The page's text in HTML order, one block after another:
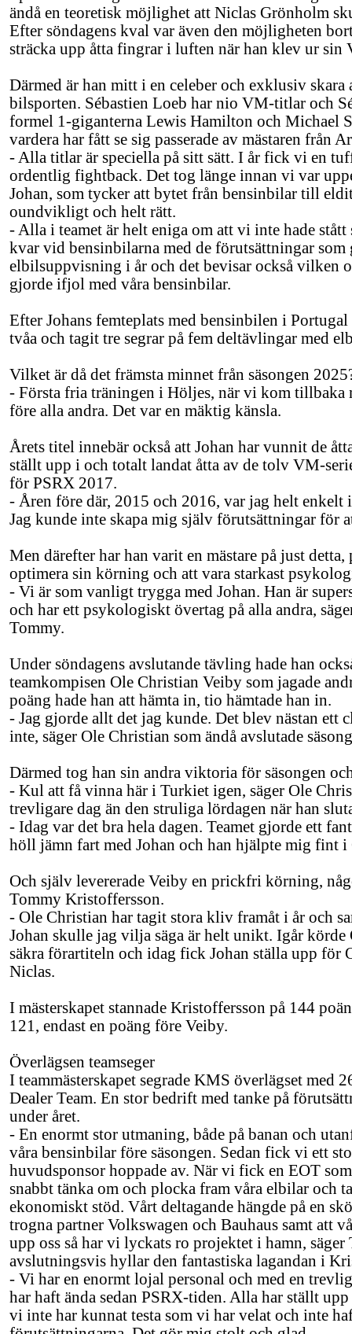
ändå en teoretisk möjlighet att Niclas Grönholm
Efter söndagens kval var även den möjligheten
sträcka upp åtta fingrar i luften när han klev ur sin
Därmed är han mitt i en celeber och exklusiv
bilsporten. Sébastien Loeb har nio VM-titlar och
formel 1-giganterna Lewis Hamilton och Michael
vardera har fått se sig passerade av mästaren från
- Alla titlar är speciella på sitt sätt. I år fick vi en
ordentlig fightback. Det tog länge innan vi var
Johan, som tycker att bytet från bensinbilar till
oundvikligt och helt rätt.
- Alla i teamet är helt eniga om att vi inte hade
kvar vid bensinbilarna med de förutsättningar som
elbilsuppvisning i år och det bevisar också vilken
gjorde ifjol med våra bensinbilar.
Efter Johans femteplats med bensinbilen i
tvåa och tagit tre segrar på fem deltävlingar med
Vilket är då det främsta minnet från säsongen
- Första fria träningen i Höljes, när vi kom tillbaka
före alla andra. Det var en mäktig känsla.
Årets titel innebär också att Johan har vunnit de
ställt upp i och totalt landat åtta av de tolv VM-
för PSRX 2017.
- Åren före där, 2015 och 2016, var jag helt enkelt
Jag kunde inte skapa mig själv förutsättningar för
Men därefter har han varit en mästare på just
optimera sin körning och att vara starkast
- Vi är som vanligt trygga med Johan. Han är
och har ett psykologiskt övertag på alla andra,
Tommy.
Under söndagens avslutande tävling hade han
teamkompisen Ole Christian Veiby som jagade
poäng hade han att hämta in, tio hämtade han in.
- Jag gjorde allt det jag kunde. Det blev nästan ett
inte, säger Ole Christian som ändå avslutade
Därmed tog han sin andra viktoria för säsongen
- Kul att få vinna här i Turkiet igen, säger Ole
trevligare dag än den struliga lördagen när han
- Idag var det bra hela dagen. Teamet gjorde ett
höll jämn fart med Johan och han hjälpte mig fint i
Och själv levererade Veiby en prickfri körning,
Tommy Kristoffersson.
- Ole Christian har tagit stora kliv framåt i år och
Johan skulle jag vilja säga är helt unikt. Igår
säkra förartiteln och idag fick Johan ställa upp för
Niclas.
I mästerskapet stannade Kristoffersson på 144
121, endast en poäng före Veiby.
Överlägsen teamseger
I teammästerskapet segrade KMS överlägset med
Dealer Team. En stor bedrift med tanke på
under året.
- En enormt stor utmaning, både på banan och
våra bensinbilar före säsongen. Sedan fick vi ett
huvudsponsor hoppade av. När vi fick en EOT
snabbt tänka om och plocka fram våra elbilar och
ekonomiskt stöd. Vårt deltagande hängde på en
trogna partner Volkswagen och Bauhaus samt att
upp oss så har vi lyckats ro projektet i hamn,
avslutningsvis hyllar den fantastiska lagandan i
- Vi har en enormt lojal personal och med en
har haft ända sedan PSRX-tiden. Alla har ställt
vi inte har kunnat testa som vi har velat och inte